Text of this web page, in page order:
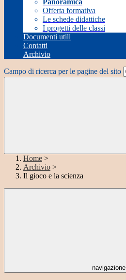
Panoramica
Offerta formativa
Le schede didattiche
I progetti delle classi
Documenti utili
Contatti
Archivio
Campo di ricerca per le pagine del sito
Home >
Archivio >
Il gioco e la scienza
navigazione